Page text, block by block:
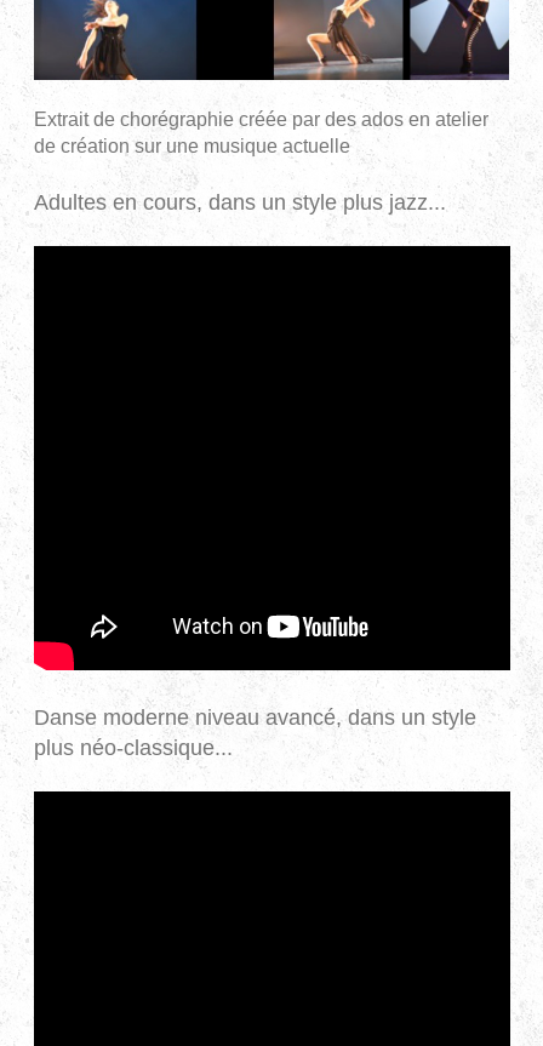
Extrait de chorégraphie créée par des ados en atelier
de création sur une musique actuelle
Adultes en cours, dans un style plus jazz...
Danse moderne niveau avancé, dans un style
plus néo-classique...